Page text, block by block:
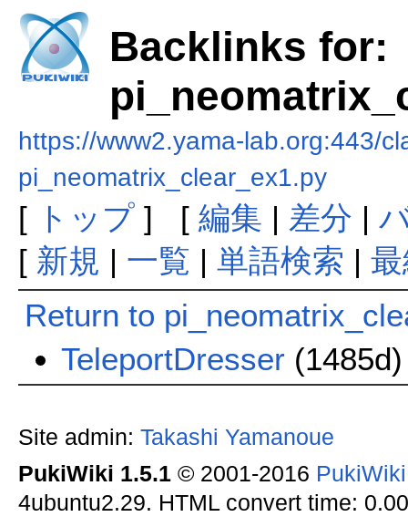
Backlinks for:
https://www2.yama-lab.org:443/
pi_neomatrix_clear_ex1.py
[ トップ] [ 編集 | 差分 |
[ 新規 | 一覧 | 単語検索 |
Return to
TeleportDresser (1485d)
Site admin: Takashi Yamanoue
PukiWiki 1.5.1© 2001-2016
4ubuntu2.29. HTML convert time: